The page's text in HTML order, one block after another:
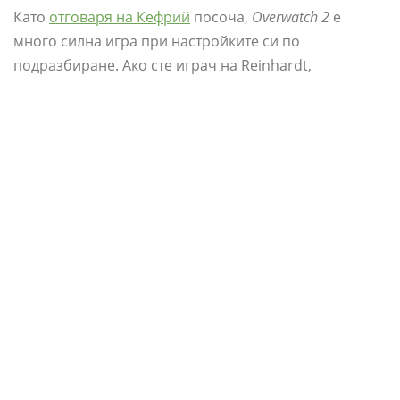
Като отговаря на Кефрий посоча, Overwatch 2 е
много силна игра при настройките си по
подразбиране. Ако сте играч на Reinhardt,